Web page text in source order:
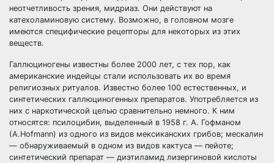
неотчетливость зрения, мидриаз. Они действуют на
катехоламиновую систему. Возможно, в головном мозге
имеются специфические рецепторы для некоторых из этих
веществ.
Галлюциногены известны более 2000 лет, с тех пор, как
американские индейцы стали использовать их во время
религиозных ритуалов. Известно более 100 естественных, и
синтетических галлюциногенных препаратов. Употребляется из
них с наркотической целью сравнительно немного. К ним
относятся: псилоцибин, выделенный в 1958 г. А. Гофманом
(А.Hofmann) из одного из видов мексиканских грибов; мескалин
— обнаруживаемый в одном из видов кактуса — пейоте;
синтетический препарат — диэтиламид лизергиновой кислоты